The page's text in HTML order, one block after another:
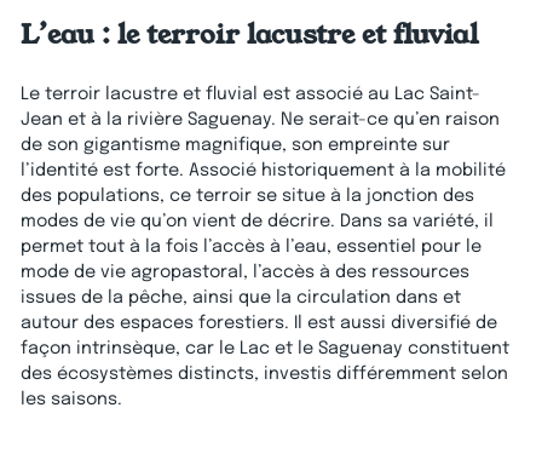
L’eau : le terroir lacustre et fluvial
Le terroir lacustre et fluvial est associé au Lac Saint-
Jean et à la rivière Saguenay. Ne serait-ce qu’en raison
de son gigantisme magnifique, son empreinte sur
l’identité est forte. Associé historiquement à la mobilité
des populations, ce terroir se situe à la jonction des
modes de vie qu’on vient de décrire. Dans sa variété, il
permet tout à la fois l’accès à l’eau, essentiel pour le
mode de vie agropastoral, l’accès à des ressources
issues de la pêche, ainsi que la circulation dans et
autour des espaces forestiers. Il est aussi diversifié de
façon intrinsèque, car le Lac et le Saguenay constituent
des écosystèmes distincts, investis différemment selon
les saisons.